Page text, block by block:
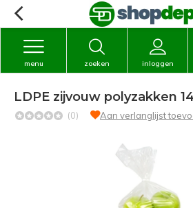
zoeken inloggen
menu
LDPE zijvouw polyzakken
(0) Aan verlanglijst